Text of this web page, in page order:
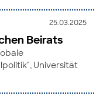
25.03.2025
Beirats
Universität